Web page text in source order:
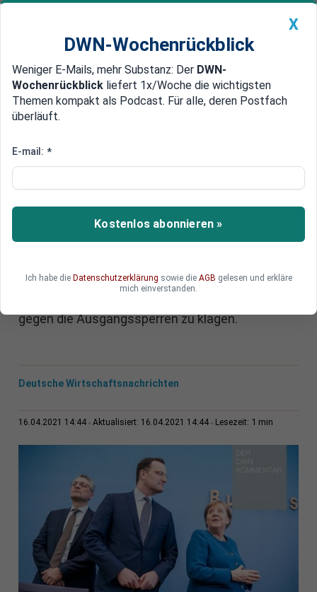
Newsticker MEIN DWN: Geldanlage Premium
Edelmetalle DWN-Magazin China
Corona-Bundesgesetz macht
vor Verwaltungs-Gerichten
unmöglich
möglich sein, dass Bürger vor die
gegen die Ausgangssperren zu klagen.
Deutsche Wirtschaftsnachrichten
16.04.2021 14:44 Aktualisiert: 16.04.2021 14:44 Lesezeit: 1 min
X
DWN-Wochenrückblick
Weniger E-Mails, mehr Substanz: Der DWN-
Wochenrückblick liefert 1x/Woche die wichtigsten
Themen kompakt als Podcast. Für alle, deren Postfach
überläuft.
E-mail: *
Kostenlos abonnieren »
Ich habe die Datenschutzerklärung sowie die AGB gelesen und erkläre
mich einverstanden.